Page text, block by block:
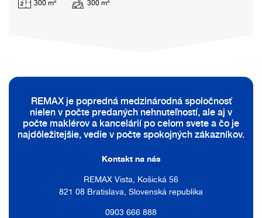
300 m2 300 m2
REMAX je popredná medzinárodná spoločnosť
nielen v počte predaných nehnuteľností, ale aj v
počte maklérov a kancelárií po celom svete a čo je
najdôležitejšie, vedie v počte spokojných zákazníkov.
Kontakt na nás
REMAX Vista, Košická 56
821 08 Bratislava, Slovenská republika
0903 666 888